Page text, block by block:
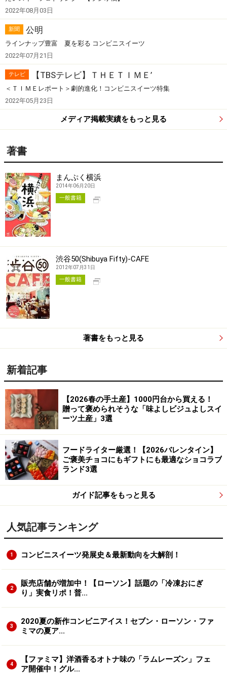
2022年08月03日
新聞 公明
ラインナップ豊富 夏を彩る コンビニスイーツ
2022年07月21日
テレビ 【TBSテレビ】ＴＨＥＴＩＭＥ’
＜ＴＩＭＥレポート＞劇的進化！コンビニスイーツ特集
2022年05月23日
メディア掲載実績をもっと見る
著書
まんぷく横浜
2014年06月20日
一般書籍
渋谷50(Shibuya Fifty)-CAFE
2012年07月31日
一般書籍
著書をもっと見る
新着記事
【2026春の手土産】1000円台から買える！
贈って褒められそうな「味よしビジュよしスイ
ーツ土産」3選
フードライター厳選！【2026バレンタイン】
ご褒美チョコにもギフトにも最適なショコラブ
ランド3選
ガイド記事をもっと見る
人気記事ランキング
1 コンビニスイーツ発展史＆最新動向を大解剖！
2
販売店舗が増加中！【ローソン】話題の「冷凍おにぎ
り」実食リポ！普...
3
2020夏の新作コンビニアイス！セブン・ローソン・ファ
ミマの夏ア...
4
【ファミマ】洋酒香るオトナ味の「ラムレーズン」フェ
ア開催中！グル...